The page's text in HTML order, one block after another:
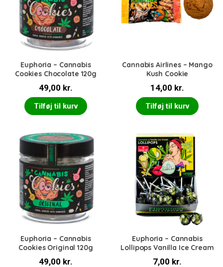
Euphoria – Cannabis
Cookies Chocolate 120g
49,00 kr.
Tilføj til kurv
Cannabis Airlines – Mango
Kush Cookie
14,00 kr.
Tilføj til kurv
Euphoria – Cannabis
Cookies Original 120g
49,00 kr.
Euphoria – Cannabis
Lollipops Vanilla Ice Cream
7,00 kr.